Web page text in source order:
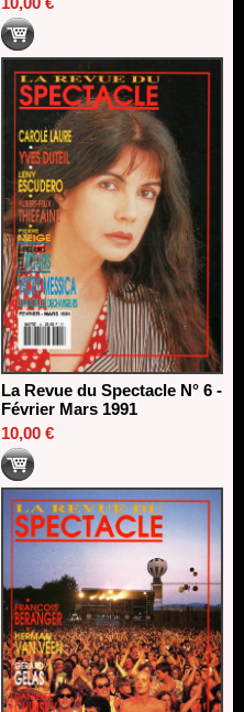
La Revue du Spectacle N° 6 -
Février Mars 1991
10,00 €